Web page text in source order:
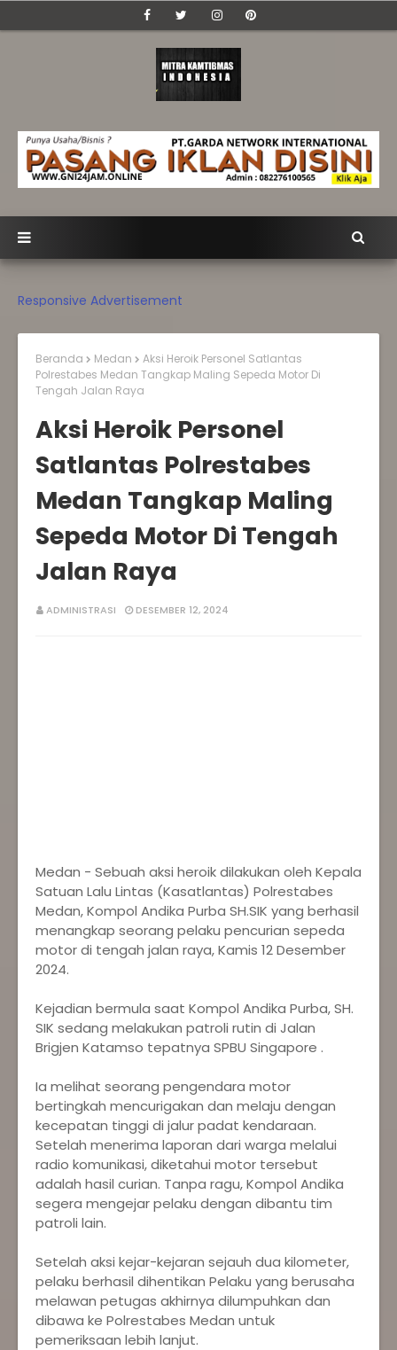
Responsive Advertisement
Beranda Medan
Aksi Heroik Personel Satlantas
Polrestabes Medan Tangkap Maling Sepeda Motor Di
Tengah Jalan Raya
Aksi Heroik Personel
Satlantas Polrestabes
Medan Tangkap Maling
Sepeda Motor Di Tengah
Jalan Raya
ADMINISTRASI DESEMBER 12, 2024
Medan - Sebuah aksi heroik dilakukan oleh Kepala
Satuan Lalu Lintas (Kasatlantas) Polrestabes
Medan, Kompol Andika Purba SH.SIK yang berhasil
menangkap seorang pelaku pencurian sepeda
motor di tengah jalan raya, Kamis 12 Desember
2024.
Kejadian bermula saat Kompol Andika Purba, SH.
SIK sedang melakukan patroli rutin di Jalan
Brigjen Katamso tepatnya SPBU Singapore .
Ia melihat seorang pengendara motor
bertingkah mencurigakan dan melaju dengan
kecepatan tinggi di jalur padat kendaraan.
Setelah menerima laporan dari warga melalui
radio komunikasi, diketahui motor tersebut
adalah hasil curian. Tanpa ragu, Kompol Andika
segera mengejar pelaku dengan dibantu tim
patroli lain.
Setelah aksi kejar-kejaran sejauh dua kilometer,
pelaku berhasil dihentikan Pelaku yang berusaha
melawan petugas akhirnya dilumpuhkan dan
dibawa ke Polrestabes Medan untuk
pemeriksaan lebih lanjut.